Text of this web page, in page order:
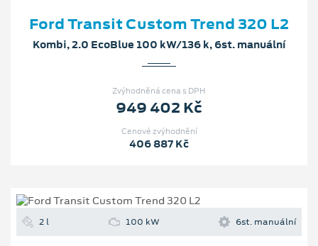
Ford Transit Custom Trend 320 L2
Kombi, 2.0 EcoBlue 100 kW/136 k, 6st. manuální
Zvýhodněná cena s DPH
949 402 Kč
Cenové zvýhodnění
406 887 Kč
2 l 100 kW 6st. manuální